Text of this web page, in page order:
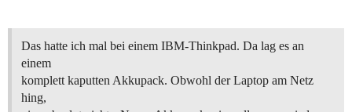
Das hatte ich mal bei einem IBM-Thinkpad. Da lag es an
einem
komplett kaputten Akkupack. Obwohl der Laptop am Netz
hing,